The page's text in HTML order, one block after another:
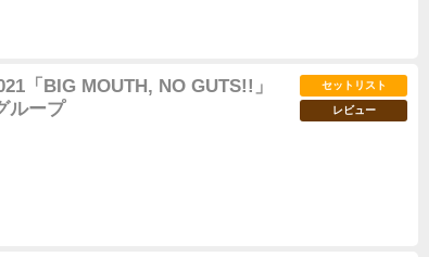
「BIG MOUTH, NO GUTS!!」
ループ
セットリスト
レビュー